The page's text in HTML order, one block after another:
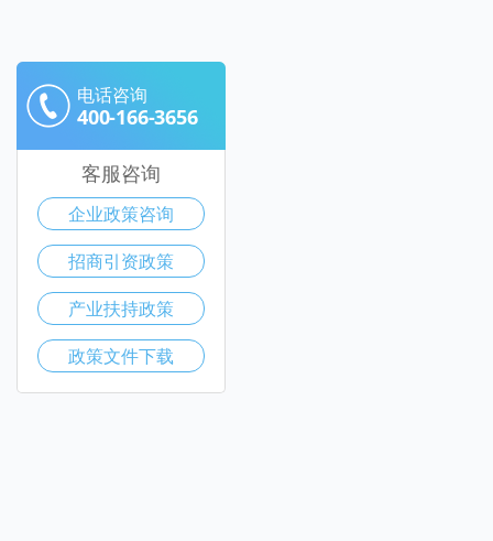
电话咨询
400-166-3656
客服咨询
企业政策咨询
招商引资政策
产业扶持政策
政策文件下载